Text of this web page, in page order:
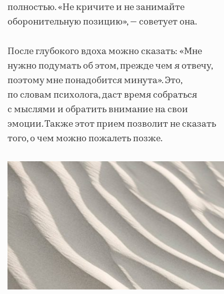
полностью. «Не кричите и не занимайте
оборонительную позицию», — советует она.
После глубокого вдоха можно сказать: «Мне
нужно подумать об этом, прежде чем я отвечу,
поэтому мне понадобится минута». Это,
по словам психолога, даст время собраться
с мыслями и обратить внимание на свои
эмоции. Также этот прием позволит не сказать
того, о чем можно пожалеть позже.